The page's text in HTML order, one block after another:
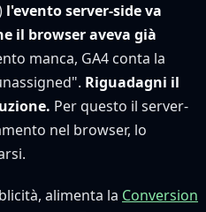
l'evento server-side va
il browser aveva già
manca, GA4 conta la
Riguadagni il
Per questo il server-
nel browser, lo
alimenta la Conversion